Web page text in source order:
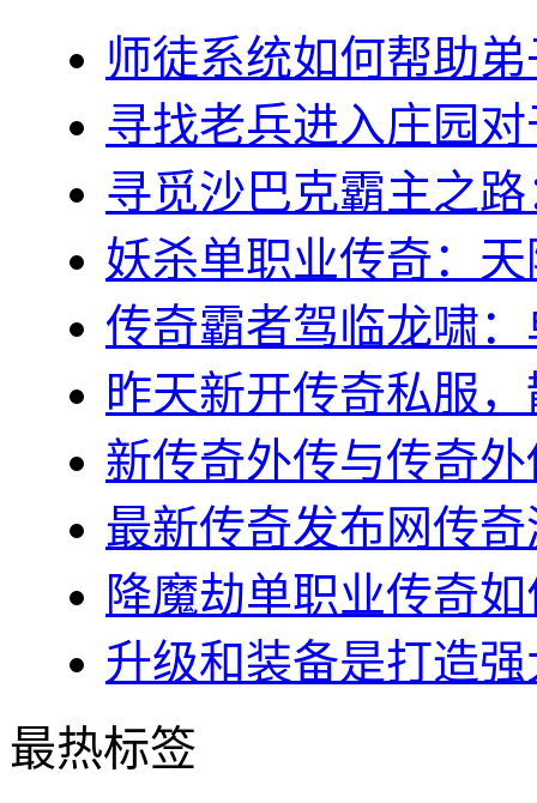
师徒系统如何帮助弟
寻找老兵进入庄园
寻觅沙巴克霸主之
妖杀单职业传奇：
传奇霸者驾临龙啸
昨天新开传奇私服
新传奇外传与传奇
最新传奇发布网传
降魔劫单职业传奇
升级和装备是打造
最热标签